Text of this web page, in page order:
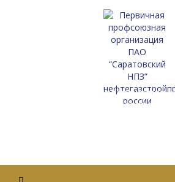
Первичная профсоюзная
ПАО “Саратовский